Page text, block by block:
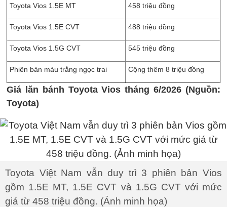
Toyota Vios 1.5E MT 458 triệu đồng
Toyota Vios 1.5E CVT 488 triệu đồng
Toyota Vios 1.5G CVT 545 triệu đồng
Phiên bản màu trắng ngọc trai Cộng thêm 8 triệu đồng
Giá lăn bánh Toyota Vios tháng 6/2026 (Nguồn:
Toyota)
Toyota Việt Nam vẫn duy trì 3 phiên bản Vios
gồm 1.5E MT, 1.5E CVT và 1.5G CVT với mức
giá từ 458 triệu đồng. (Ảnh minh họa)